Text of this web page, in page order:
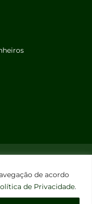
de acordo
de Privacidade.
Privacidade.